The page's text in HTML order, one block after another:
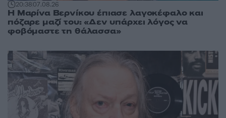
20:3807.08.26
Η Μαρίνα Βερνίκου έπιασε λαγοκέφαλο και
πόζαρε μαζί του: «Δεν υπάρχει λόγος να
φοβόμαστε τη θάλασσα»